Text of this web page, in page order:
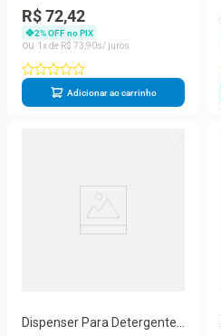
Pinus Com Garfo E Faca -
Stolf 35x21
R$ 72,42
2% OFF no PIX
1
R$ 73 90
Adicionar ao carrinho
Dispenser Para Detergente